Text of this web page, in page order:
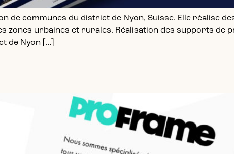
de communes du district de Nyon, Suisse. Elle réalise
zones urbaines et rurales. Réalisation des supports de
de Nyon […]